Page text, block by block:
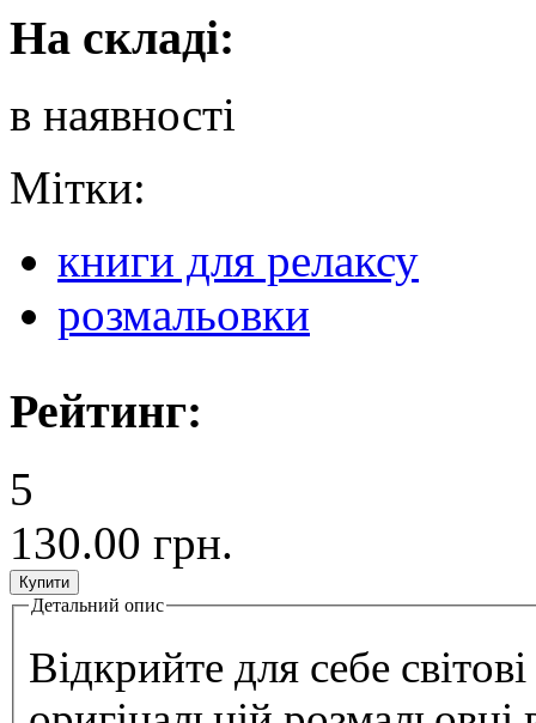
На складі:
в наявності
Мітки:
книги для релаксу
розмальовки
Рейтинг:
5
130.00 грн.
Детальний опис
Відкрийте для себе